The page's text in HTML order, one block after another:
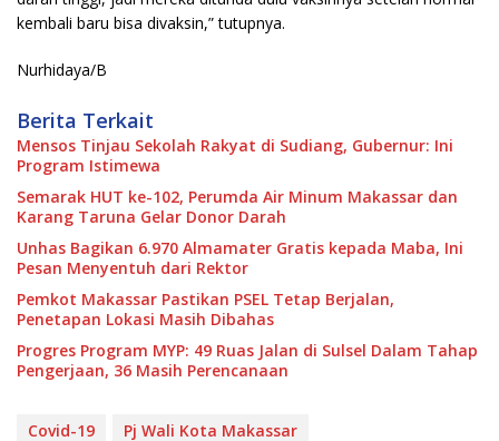
kembali baru bisa divaksin,” tutupnya.
Nurhidaya/B
Berita Terkait
Mensos Tinjau Sekolah Rakyat di Sudiang, Gubernur: Ini
Program Istimewa
Semarak HUT ke-102, Perumda Air Minum Makassar dan
Karang Taruna Gelar Donor Darah
Unhas Bagikan 6.970 Almamater Gratis kepada Maba, Ini
Pesan Menyentuh dari Rektor
Pemkot Makassar Pastikan PSEL Tetap Berjalan,
Penetapan Lokasi Masih Dibahas
Progres Program MYP: 49 Ruas Jalan di Sulsel Dalam Tahap
Pengerjaan, 36 Masih Perencanaan
Covid-19 Pj Wali Kota Makassar